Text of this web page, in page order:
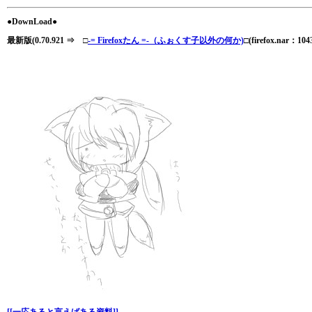
●DownLoad●
最新版(0.70.921 ⇒ □-= Firefoxたん =-（ふぉくす子以外の何か)□(firefox.nar：